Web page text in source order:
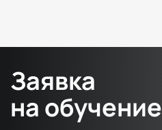
Заявка
на обучение